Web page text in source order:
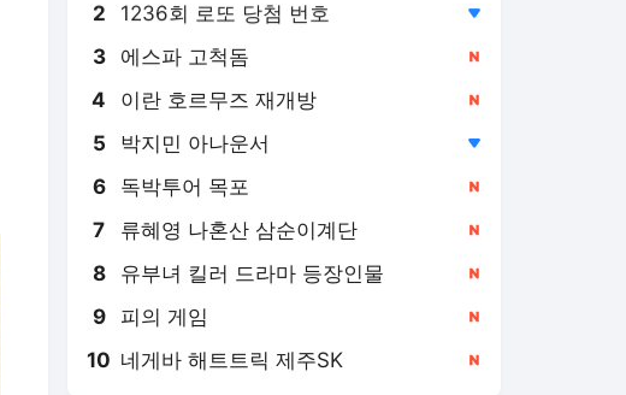
2 1236회 로또 당첨 번호
3 에스파 고척돔
4 이란 호르무즈 재개방
5 박지민 아나운서
6 독박투어 목포
7 류혜영 나혼산 삼순이계단
8 유부녀 킬러 드라마 등장인물
9 피의 게임
10 네게바 해트트릭 제주SK